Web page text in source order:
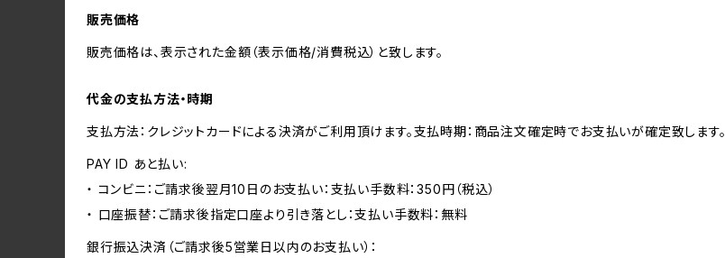
販売価格
販売価格は、表示された金額（表示価格/消費税込）と致します。
代金の支払方法・時期
支払方法：クレジットカードによる決済がご利用頂けます。支払時期：商品注文確定時でお支払いが確定致します。
PAY ID あと払い:
・ コンビニ：ご請求後翌月10日のお支払い：支払い手数料：350円（税込）
・ 口座振替：ご請求後指定口座より引き落とし：支払い手数料：無料
銀行振込決済（ご請求後5営業日以内のお支払い）：